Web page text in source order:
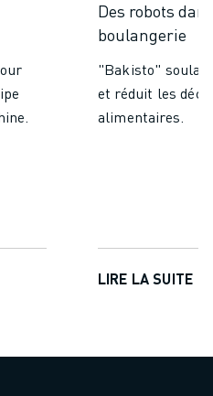
Des robots
boulangerie
"Bakisto"
et réduit les
alimentaires.
LIRE LA SUITE